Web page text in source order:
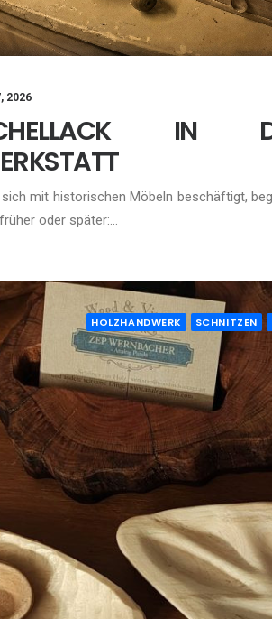
2026
IN
mit historischen Möbeln beschäftigt,
oder später:…
HOLZHANDWERK SCHNITZEN